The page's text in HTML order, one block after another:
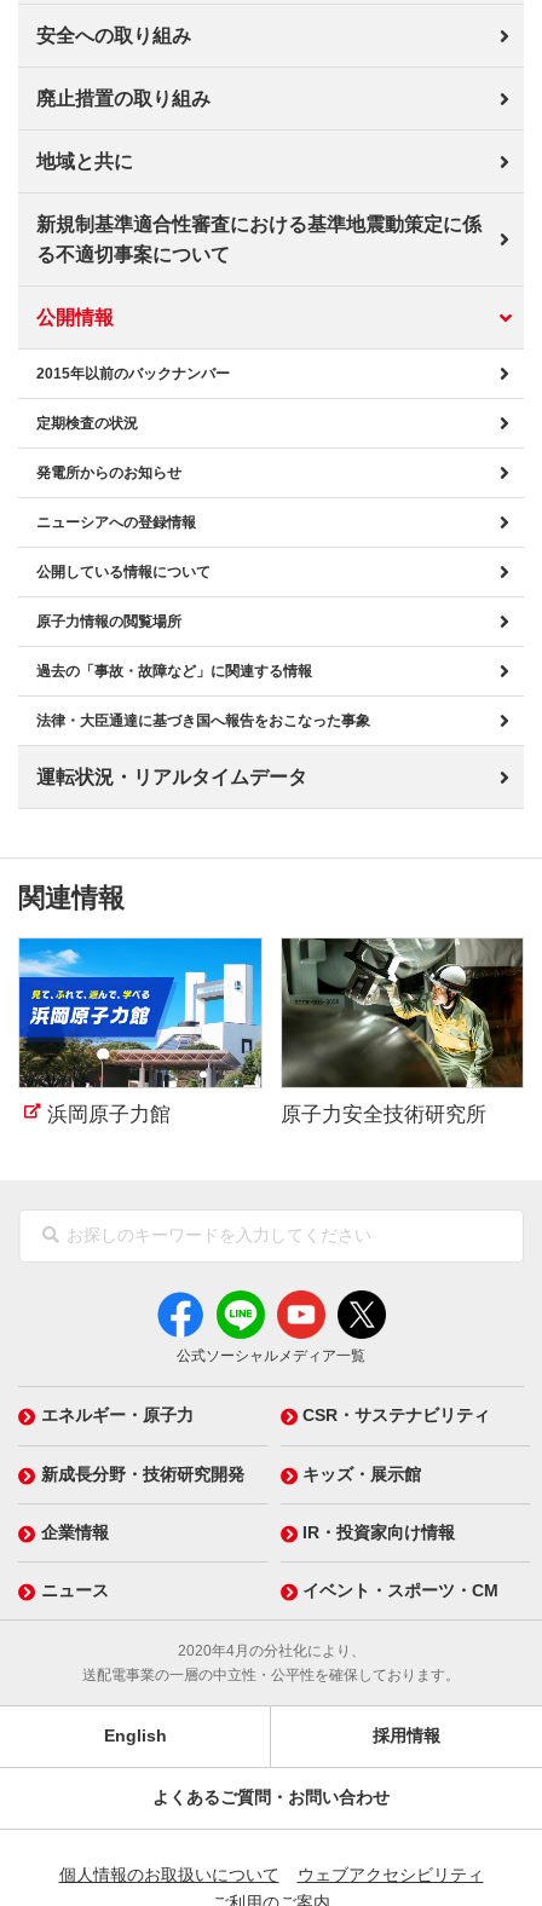
安全への取り組み
廃止措置の取り組み
地域と共に
新規制基準適合性審査における基準地震動策定に係
る不適切事案について
公開情報
2015年以前のバックナンバー
定期検査の状況
発電所からのお知らせ
ニューシアへの登録情報
公開している情報について
原子力情報の閲覧場所
過去の「事故・故障など」に関連する情報
法律・大臣通達に基づき国へ報告をおこなった事象
運転状況・リアルタイムデータ
関連情報
浜岡原子力館 原子力安全技術研究所
公式ソーシャルメディア一覧
エネルギー・原子力 CSR・サステナビリティ
新成長分野・技術研究開発 キッズ・展示館
企業情報 IR・投資家向け情報
ニュース イベント・スポーツ・CM
2020年4月の分社化により、
送配電事業の一層の中立性・公平性を確保しております。
English 採用情報
よくあるご質問・お問い合わせ
個人情報のお取扱いについて
ウェブアクセシビリティ